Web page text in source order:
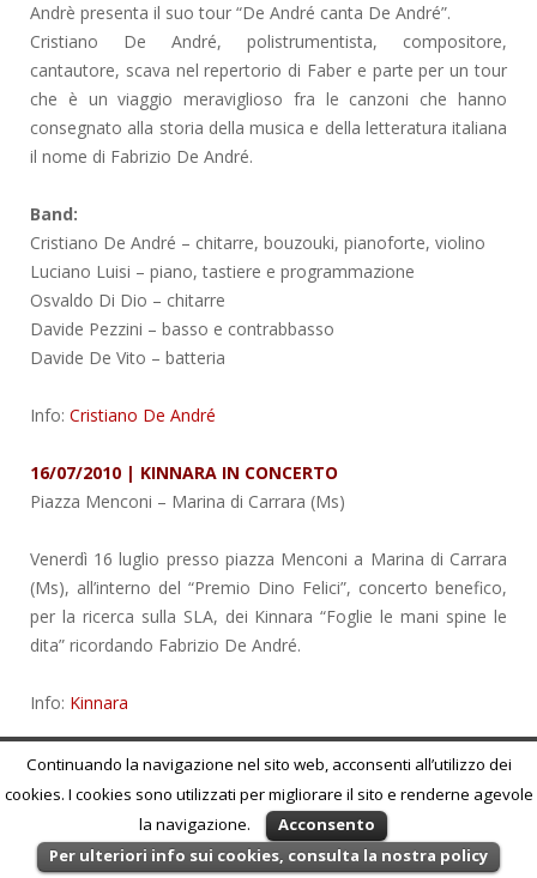
Andrè presenta il suo tour “De André canta De André”.
Cristiano De André, polistrumentista, compositore,
cantautore, scava nel repertorio di Faber e parte per un tour
che è un viaggio meraviglioso fra le canzoni che hanno
consegnato alla storia della musica e della letteratura italiana
il nome di Fabrizio De André.
Band:
Cristiano De André – chitarre, bouzouki, pianoforte, violino
Luciano Luisi – piano, tastiere e programmazione
Osvaldo Di Dio – chitarre
Davide Pezzini – basso e contrabbasso
Davide De Vito – batteria
Info: Cristiano De André
16/07/2010 | KINNARA IN CONCERTO
Piazza Menconi – Marina di Carrara (Ms)
Venerdì 16 luglio presso piazza Menconi a Marina di Carrara
(Ms), all’interno del “Premio Dino Felici”, concerto benefico,
per la ricerca sulla SLA, dei Kinnara “Foglie le mani spine le
dita” ricordando Fabrizio De André.
Info: Kinnara
16/07/2010 | ANIME SALVE… IN TERRA E IN MARE
Piazza Garibaldi– Santeramo in Colle (Ba)
Venerdì 16 luglio presso Piazza Garibaldi a Santeramo in
Continuando la navigazione nel sito web, acconsenti all’utilizzo dei
cookies. I cookies sono utilizzati per migliorare il sito e renderne agevole
la navigazione.
Acconsento
Per ulteriori info sui cookies, consulta la nostra policy